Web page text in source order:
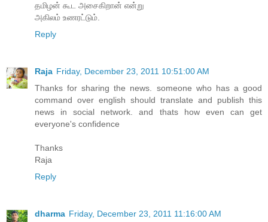
தமிழன் கூட அசைகிறான் என்று
அகிலம் உணரட்டும்.
Reply
Raja Friday, December 23, 2011 10:51:00 AM
Thanks for sharing the news. someone who has a good
command over english should translate and publish this
news in social network. and thats how even can get
everyone's confidence
Thanks
Raja
Reply
dharma Friday, December 23, 2011 11:16:00 AM